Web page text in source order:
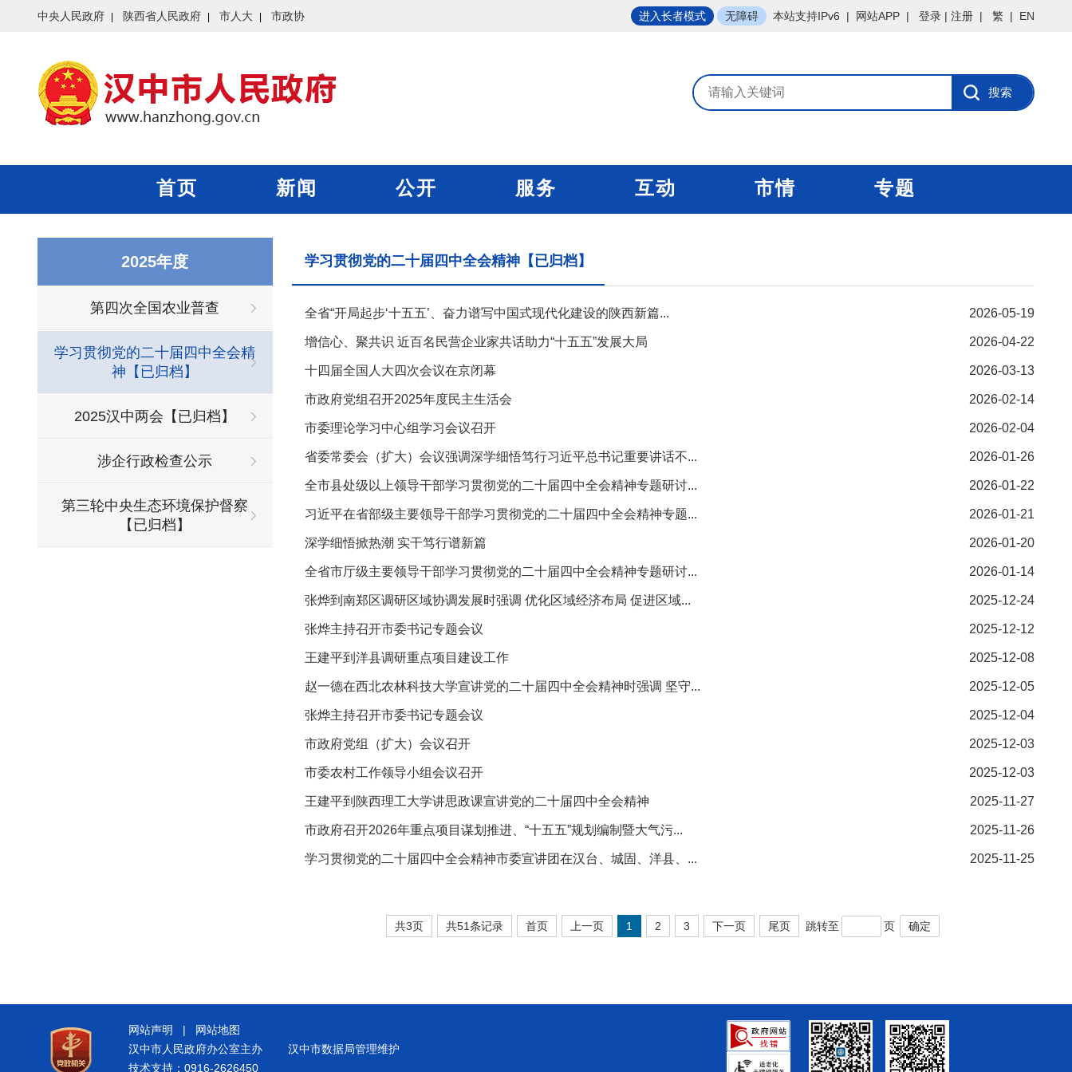
中央人民政府 陕西省人民政府 市人大 市政协 进入长者模式 无障碍 本站支持IPv6 | 网站APP | 登录 | 注册 | 繁 | EN
首页 新闻 公开 服务 互动 市情 专题
2025年度
第四次全国农业普查
学习贯彻党的二十届四中全会精
神【已归档】
2025汉中两会【已归档】
涉企行政检查公示
第三轮中央生态环境保护督察
【已归档】
学习贯彻党的二十届四中全会精神【已归档】
2026-05-19
全省“开局起步‘十五五’、奋力谱写中国式现代化建设的陕西新篇...
2026-04-22
增信心、聚共识 近百名民营企业家共话助力“十五五”发展大局
2026-03-13
十四届全国人大四次会议在京闭幕
2026-02-14
市政府党组召开2025年度民主生活会
2026-02-04
市委理论学习中心组学习会议召开
2026-01-26
省委常委会（扩大）会议强调深学细悟笃行习近平总书记重要讲话不...
2026-01-22
全市县处级以上领导干部学习贯彻党的二十届四中全会精神专题研讨...
2026-01-21
习近平在省部级主要领导干部学习贯彻党的二十届四中全会精神专题...
2026-01-20
深学细悟掀热潮 实干笃行谱新篇
2026-01-14
全省市厅级主要领导干部学习贯彻党的二十届四中全会精神专题研讨...
2025-12-24
张烨到南郑区调研区域协调发展时强调 优化区域经济布局 促进区域...
2025-12-12
张烨主持召开市委书记专题会议
2025-12-08
王建平到洋县调研重点项目建设工作
2025-12-05
赵一德在西北农林科技大学宣讲党的二十届四中全会精神时强调 坚守...
2025-12-04
张烨主持召开市委书记专题会议
2025-12-03
市政府党组（扩大）会议召开
2025-12-03
市委农村工作领导小组会议召开
2025-11-27
王建平到陕西理工大学讲思政课宣讲党的二十届四中全会精神
2025-11-26
市政府召开2026年重点项目谋划推进、“十五五”规划编制暨大气污...
2025-11-25
学习贯彻党的二十届四中全会精神市委宣讲团在汉台、城固、洋县、...
共3页 共51条记录 首页 上一页 1 2 3 下一页 尾页 跳转至 页 确定
网站声明 |
网站地图
汉中市人民政府办公室主办
汉中市数据局管理维护
技术支持：0916-2626450